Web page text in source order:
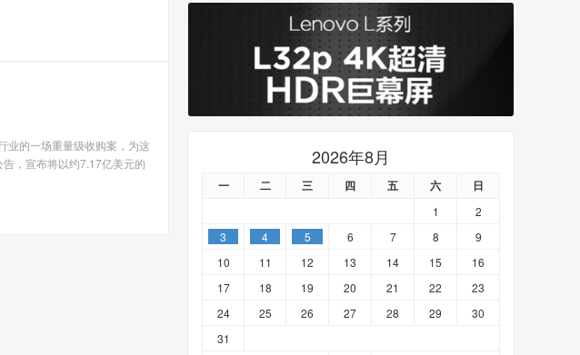
业的一场重量级收购案，为这
，宣布将以约7.17亿美元的
2026年8月
一 二 三 四 五 六 日
1
2
3
4 5 6 7 8
9
10
11 12 13 14 15
16
17
18 19 20 21 22
23
24
25 26 27 28 29
30
31